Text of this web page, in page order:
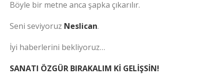
Böyle bir metne anca şapka çıkarılır.
Seni seviyoruz Neslican.
İyi haberlerini bekliyoruz…
SANATI ÖZGÜR BIRAKALIM Kİ GELİŞSİN!